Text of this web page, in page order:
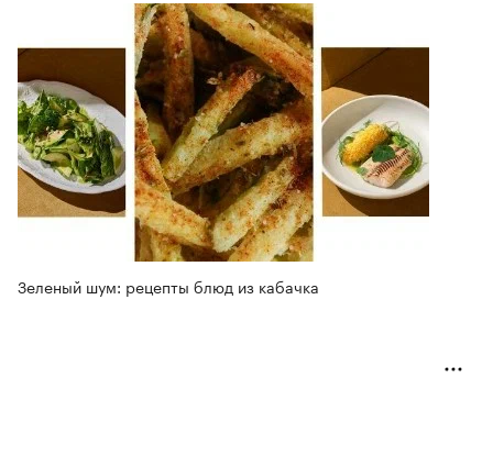
Зеленый шум: рецепты блюд из кабачка